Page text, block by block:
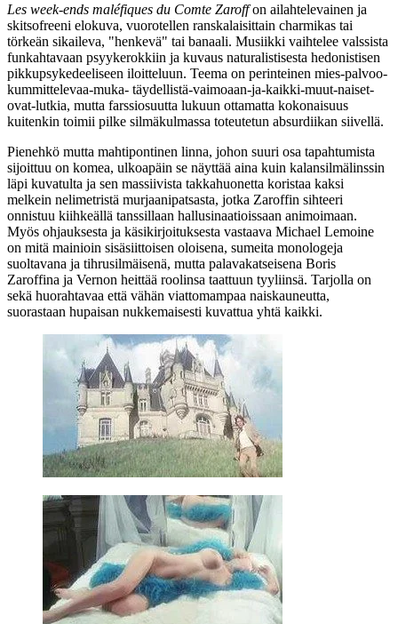
Les week‑ends maléfiques du Comte Zaroffon ailahtelevainen ja
skitsofreeni elokuva, vuorotellen ranskalaisittain charmikas tai
törkeän sikaileva, "henkevä" tai banaali. Musiikki vaihtelee valssista
funkahtavaan psyykerokkiin ja kuvaus naturalistisesta hedonistisen
pikkupsykedeeliseen iloitteluun. Teema on perinteinen mies-palvoo-
kummittelevaa-muka- täydellistä-vaimoaan‑ja‑kaikki-muut-naiset-
ovat-lutkia, mutta farssiosuutta lukuun ottamatta kokonaisuus
kuitenkin toimii pilke silmäkulmassa toteutetun absurdiikan siivellä.
Pienehkö mutta mahtipontinen linna, johon suuri osa tapahtumista
sijoittuu on komea, ulkoapäin se näyttää aina kuin kalansilmälinssin
läpi kuvatulta ja sen massiivista takkahuonetta koristaa kaksi
melkein nelimetristä murjaanipatsasta, jotka Zaroffin sihteeri
onnistuu kiihkeällä tanssillaan hallusinaatioissaan animoimaan.
Myös ohjauksesta ja käsikirjoituksesta vastaava Michael Lemoine
on mitä mainioin sisäsiittoisen oloisena, sumeita monologeja
suoltavana ja tihrusilmäisenä, mutta palavakatseisena Boris
Zaroffina ja Vernon heittää roolinsa taattuun tyyliinsä. Tarjolla on
sekä huorahtavaa että vähän viattomampaa naiskauneutta,
suorastaan hupaisan nukkemaisesti kuvattua yhtä kaikki.